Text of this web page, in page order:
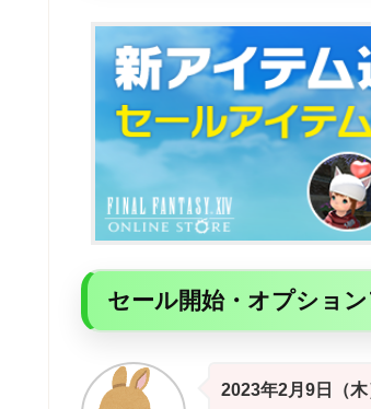
セール開始・オプション
2023年2月9日（